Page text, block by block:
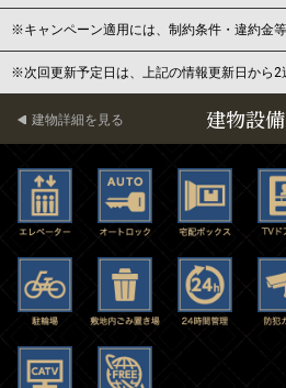
※キャンペーン適用には、制約条件・違約金
※次回更新予定日は、上記の情報更新日から2
建物設備
建物詳細を見る